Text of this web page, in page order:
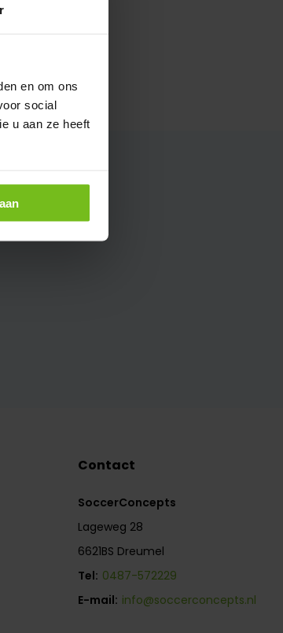
en om ons
social
u aan ze heeft
Contact
SoccerConcepts
Lageweg 28
6621BS Dreumel
Tel: 0487-572229
E-mail: info@soccerconcepts.nl